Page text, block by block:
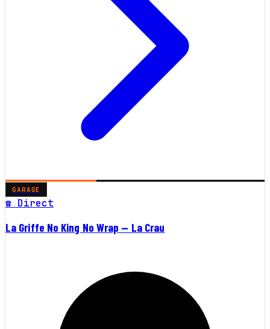
GARAGE
☎ Direct
La Griffe No King No Wrap — La Crau